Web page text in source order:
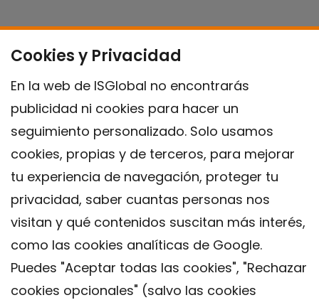
Cookies y Privacidad
En la web de ISGlobal no encontrarás
publicidad ni cookies para hacer un
seguimiento personalizado. Solo usamos
cookies, propias y de terceros, para mejorar
tu experiencia de navegación, proteger tu
privacidad, saber cuantas personas nos
visitan y qué contenidos suscitan más interés,
como las cookies analíticas de Google.
Puedes "Aceptar todas las cookies", "Rechazar
cookies opcionales" (salvo las cookies